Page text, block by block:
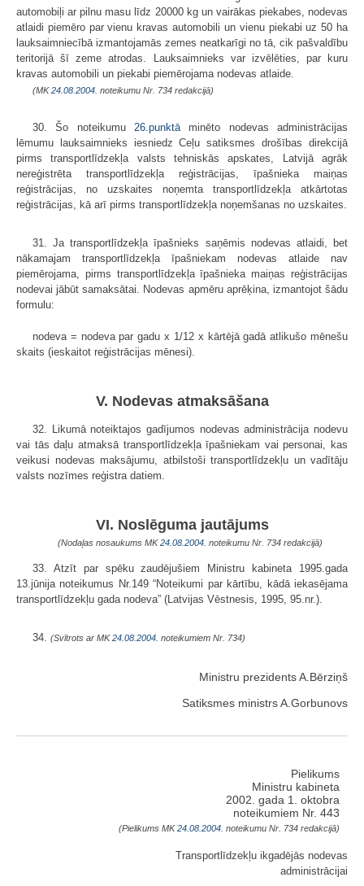
automobiļi ar pilnu masu līdz 20000 kg un vairākas piekabes, nodevas
atlaidi piemēro par vienu kravas automobili un vienu piekabi uz 50 ha
lauksaimniecībā izmantojamās zemes neatkarīgi no tā, cik pašvaldību
teritorijā šī zeme atrodas. Lauksaimnieks var izvēlēties, par kuru
kravas automobili un piekabi piemērojama nodevas atlaide.
(MK24.08.2004. noteikumu Nr. 734 redakcijā)
30. Šo noteikumu 26.punktāminēto nodevas administrācijas
lēmumu lauksaimnieks iesniedz Ceļu satiksmes drošības direkcijā
pirms transportlīdzekļa valsts tehniskās apskates, Latvijā agrāk
nereģistrēta transportlīdzekļa reģistrācijas, īpašnieka maiņas
reģistrācijas, no uzskaites noņemta transportlīdzekļa atkārtotas
reģistrācijas, kā arī pirms transportlīdzekļa noņemšanas no uzskaites.
31. Ja transportlīdzekļa īpašnieks saņēmis nodevas atlaidi, bet
nākamajam transportlīdzekļa īpašniekam nodevas atlaide nav
piemērojama, pirms transportlīdzekļa īpašnieka maiņas reģistrācijas
nodevai jābūt samaksātai. Nodevas apmēru aprēķina, izmantojot šādu
formulu:
nodeva = nodeva par gadu x 1/12 x kārtējā gadā atlikušo mēnešu
skaits (ieskaitot reģistrācijas mēnesi).
V. Nodevas atmaksāšana
32. Likumā noteiktajos gadījumos nodevas administrācija nodevu
vai tās daļu atmaksā transportlīdzekļa īpašniekam vai personai, kas
veikusi nodevas maksājumu, atbilstoši transportlīdzekļu un vadītāju
valsts nozīmes reģistra datiem.
VI. Noslēguma jautājums
(Nodaļas nosaukums MK24.08.2004. noteikumu Nr. 734 redakcijā)
33. Atzīt par spēku zaudējušiem Ministru kabineta 1995.gada
13.jūnija noteikumus Nr.149 “Noteikumi par kārtību, kādā iekasējama
transportlīdzekļu gada nodeva” (Latvijas Vēstnesis, 1995, 95.nr.).
34. (Svītrots ar MK24.08.2004. noteikumiem Nr. 734)
Ministru prezidents A.Bērziņš
Satiksmes ministrs A.Gorbunovs
Pielikums
Ministru kabineta
2002. gada 1. oktobra
noteikumiem Nr. 443
(Pielikums MK24.08.2004. noteikumu Nr. 734 redakcijā)
Transportlīdzekļu ikgadējās nodevas
administrācijai